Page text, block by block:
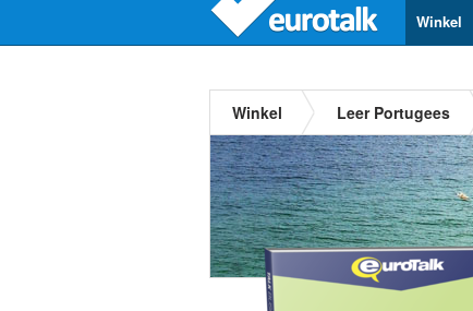
Winkel
Winkel Leer Portugees